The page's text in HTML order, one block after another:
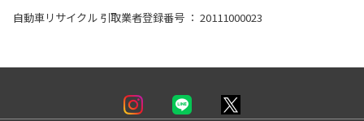
自動車リサイクル 引取業者登録番号 ： 20111000023